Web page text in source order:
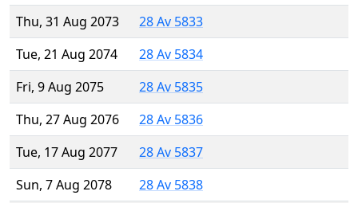
Thu, 31 Aug 2073
28 Av 5833
Tue, 21 Aug 2074
28 Av 5834
Fri, 9 Aug 2075
28 Av 5835
Thu, 27 Aug 2076
28 Av 5836
Tue, 17 Aug 2077
28 Av 5837
Sun, 7 Aug 2078
28 Av 5838